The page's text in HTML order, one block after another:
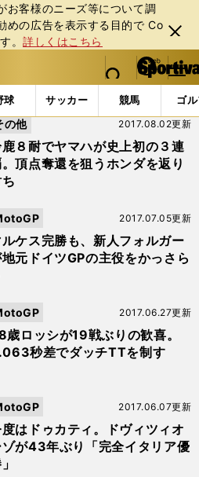
お客様のニーズ等について調
めの広告を表⽰する⽬的で Co
。詳しくはこちら
閉じ
る
web Sportiva (webスポルティーバ)
検索
マイペ
ー
ジ
メニュ
球 サッカー 競馬 ゴ
ュース・ 情報 (2ページ目)
８耐でヤマハが史上初の３連
頂点奪還を狙うホンダを返り
2017.08.02更新
の他
ルケス完勝も、新人フォルガー
元ドイツGPの主役をかっさら
2017.07.05更新
歳ロッシが19戦ぶりの歓喜。
秒差でダッチTTを制す
2017.06.27更新
はドゥカティ。ドヴィツィオ
ゾが43年ぶり「完全イタリア優
2017.06.07更新